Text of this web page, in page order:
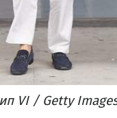
VI / Getty